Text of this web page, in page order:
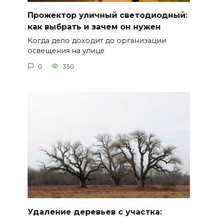
Прожектор уличный светодиодный:
как выбрать и зачем он нужен
Когда дело доходит до организации
освещения на улице
0 350
Удаление деревьев с участка: